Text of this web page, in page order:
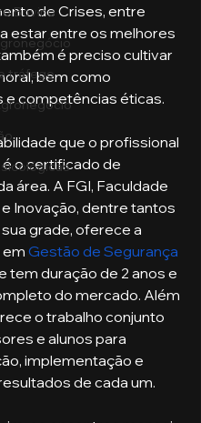
Bovino
tráfego
de Crises, entre
estar entre os melhores
é preciso cultivar
bem como
e competências éticas.
o certificado de
área. A FGI, Faculdade
Inovação, dentre tantos
grade, oferece a
Gestão de Segurança
tem duração de 2 anos e
do mercado. Além
o trabalho conjunto
e alunos para
implementação e
de cada um.